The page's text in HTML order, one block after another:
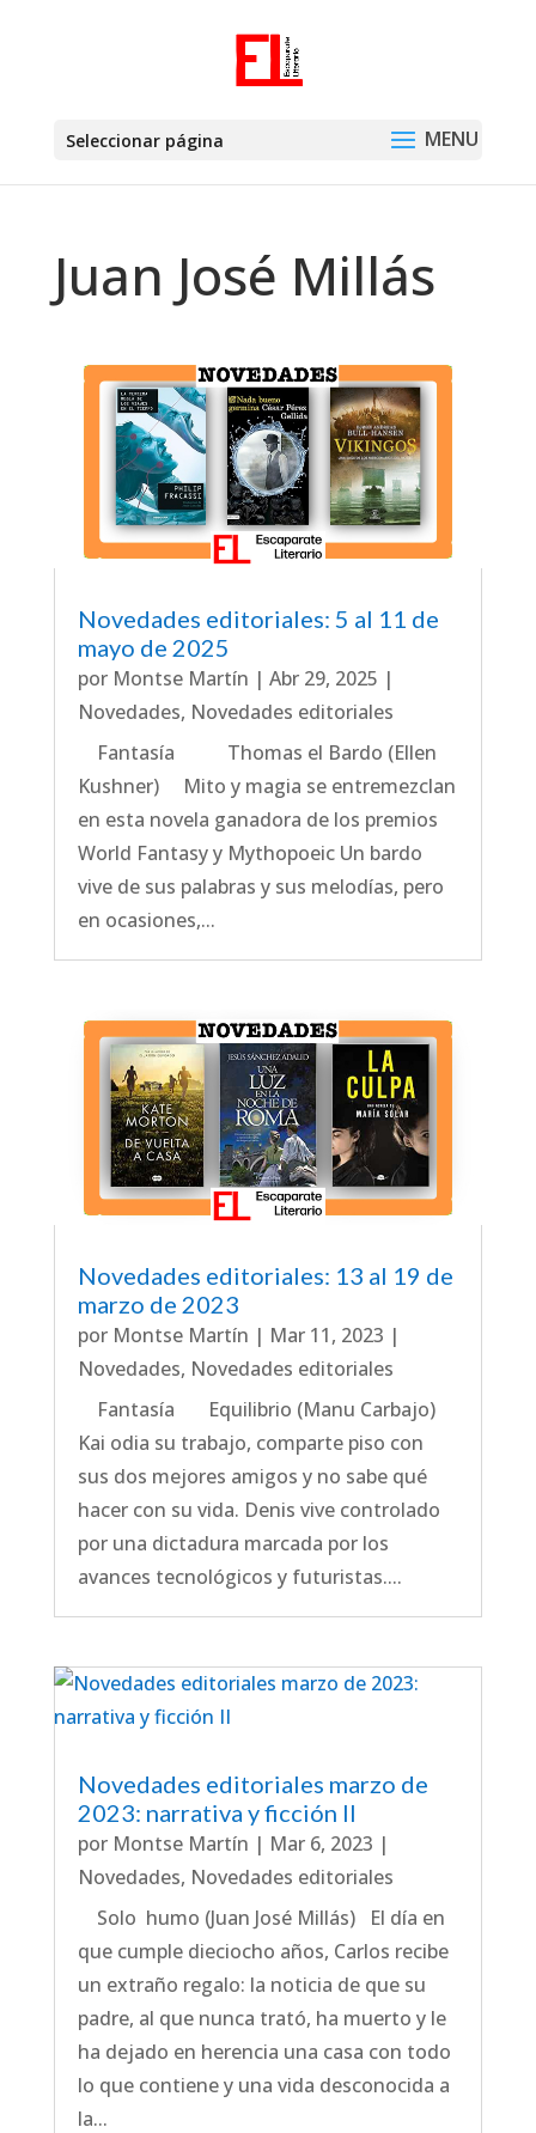
Seleccionar página
Juan José Millás
Novedades editoriales: 5 al 11 de
mayo de 2025
por Montse Martín | Abr 29, 2025 |
Novedades, Novedades editoriales
Fantasía Thomas el Bardo (Ellen
Kushner) Mito y magia se entremezclan
en esta novela ganadora de los premios
World Fantasy y Mythopoeic Un bardo
vive de sus palabras y sus melodías, pero
en ocasiones,...
Novedades editoriales: 13 al 19 de
marzo de 2023
por Montse Martín | Mar 11, 2023 |
Novedades, Novedades editoriales
Fantasía Equilibrio (Manu Carbajo)
Kai odia su trabajo, comparte piso con
sus dos mejores amigos y no sabe qué
hacer con su vida. Denis vive controlado
por una dictadura marcada por los
avances tecnológicos y futuristas....
Novedades editoriales marzo de
2023: narrativa y ficción II
por Montse Martín | Mar 6, 2023 |
Novedades, Novedades editoriales
Solo humo (Juan José Millás) El día en
que cumple dieciocho años, Carlos recibe
un extraño regalo: la noticia de que su
padre, al que nunca trató, ha muerto y le
ha dejado en herencia una casa con todo
lo que contiene y una vida desconocida a
la...